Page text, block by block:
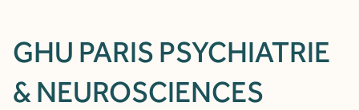
GHU PARIS PSYCHIATRIE
& NEUROSCIENCES